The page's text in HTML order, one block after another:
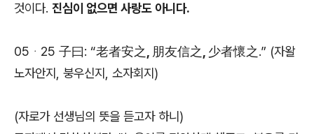
것이다. 진심이 없으면 사랑도 아니다.
05ᆞ25 子曰: “老者安之, 朋友信之, 少者懷之.” (자왈
노자안지, 붕우신지, 소자회지)
(자로가 선생님의 뜻을 듣고자 하니)